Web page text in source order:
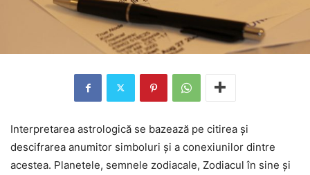
Interpretarea astrologică se bazează pe citirea și
descifrarea anumitor simboluri și a conexiunilor dintre
acestea. Planetele, semnele zodiacale, Zodiacul în sine și